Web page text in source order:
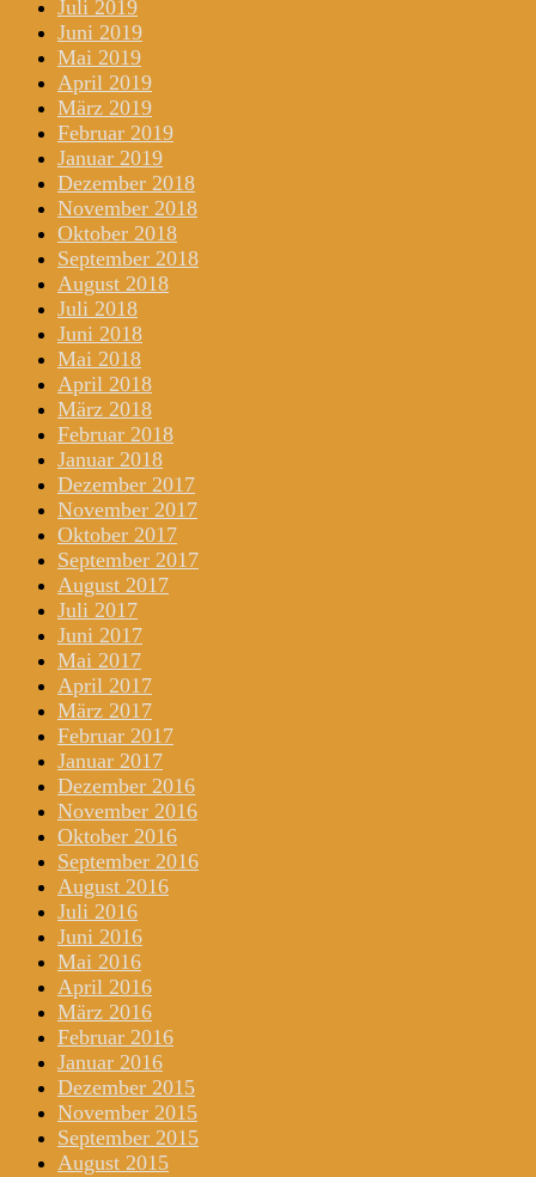
Juli 2019
Juni 2019
Mai 2019
April 2019
März 2019
Februar 2019
Januar 2019
Dezember 2018
November 2018
Oktober 2018
September 2018
August 2018
Juli 2018
Juni 2018
Mai 2018
April 2018
März 2018
Februar 2018
Januar 2018
Dezember 2017
November 2017
Oktober 2017
September 2017
August 2017
Juli 2017
Juni 2017
Mai 2017
April 2017
März 2017
Februar 2017
Januar 2017
Dezember 2016
November 2016
Oktober 2016
September 2016
August 2016
Juli 2016
Juni 2016
Mai 2016
April 2016
März 2016
Februar 2016
Januar 2016
Dezember 2015
November 2015
September 2015
August 2015